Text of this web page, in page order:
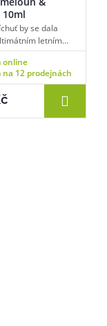
by se dala
letním
kombem. Perfektně
chuť plná
kyselých a
základu
online
na 12 prodejnách